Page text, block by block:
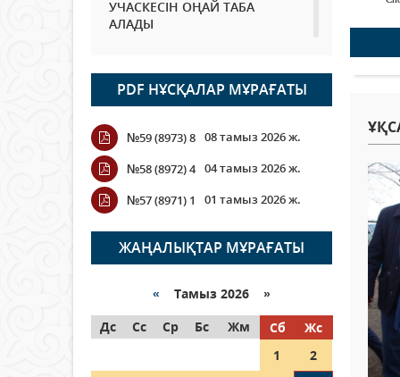
УЧАСКЕСІН ОҢАЙ ТАБА
АЛАДЫ
Open Air: Қызылорда
облысы полиция
департаменті 20 мыңнан
астам көрерменнің
қауіпсіздігін қамтамасыз етті
ҚАЛАЙ ӨТЕДІ?
06 тамыз 2026 ж. 276
граждане Казахстана,
находящиеся за рубежом?
05 тамыз 2026 ж. 157
PDF НҰСҚАЛАР МҰРАҒАТЫ
№59 (8973) 8 08 тамыз 2026 ж.
№58 (8972) 4 04 тамыз 2026 ж.
№57 (8971) 1
01 тамыз 2026 ж.
ЖАҢАЛЫҚТАР МҰРАҒАТЫ
« Тамыз 2026 »
Дс
Сс Ср Бс Жм Сб
Жс
1
2